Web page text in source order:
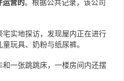
运营的。根据公共记录，该公司
实地探访，发现屋内正在进行
玩具、奶粉与纸尿裤。
和一张跳跳床，一楼房间内还摆